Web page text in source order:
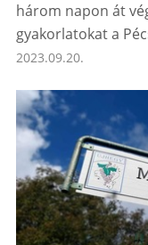
három napon át
gyakorlatokat a
2023.09.20.